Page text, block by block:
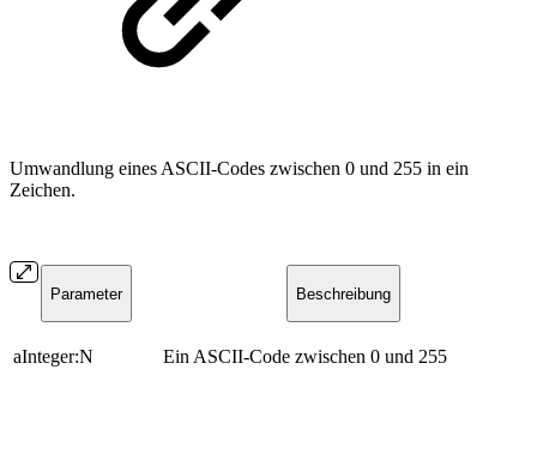
Umwandlung eines ASCII-Codes zwischen 0 und 255 in ein
Zeichen.
Parameter Beschreibung
aInteger:N Ein ASCII-Code zwischen 0 und 255